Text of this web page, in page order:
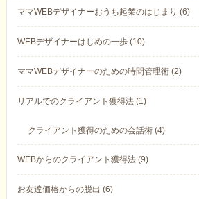
ママWEBデザイナーおうち起業のはじまり (6)
WEBデザイナーはじめの一歩 (10)
ママWEBデザイナーのための時間管理術 (2)
リアルでのクライアント獲得法 (1)
クライアント獲得のための会話術 (4)
WEBからのクライアント獲得法 (9)
お友達価格からの脱出 (6)